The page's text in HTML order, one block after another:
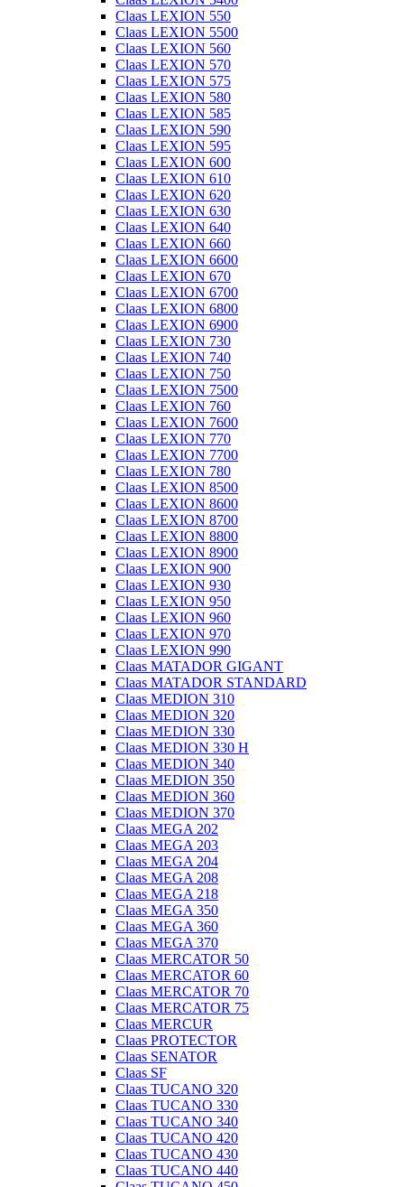
Claas LEXION 550
Claas LEXION 5500
Claas LEXION 560
Claas LEXION 570
Claas LEXION 575
Claas LEXION 580
Claas LEXION 585
Claas LEXION 590
Claas LEXION 595
Claas LEXION 600
Claas LEXION 610
Claas LEXION 620
Claas LEXION 630
Claas LEXION 640
Claas LEXION 660
Claas LEXION 6600
Claas LEXION 670
Claas LEXION 6700
Claas LEXION 6800
Claas LEXION 6900
Claas LEXION 730
Claas LEXION 740
Claas LEXION 750
Claas LEXION 7500
Claas LEXION 760
Claas LEXION 7600
Claas LEXION 770
Claas LEXION 7700
Claas LEXION 780
Claas LEXION 8500
Claas LEXION 8600
Claas LEXION 8700
Claas LEXION 8800
Claas LEXION 8900
Claas LEXION 900
Claas LEXION 930
Claas LEXION 950
Claas LEXION 960
Claas LEXION 970
Claas LEXION 990
Claas MATADOR GIGANT
Claas MATADOR STANDARD
Claas MEDION 310
Claas MEDION 320
Claas MEDION 330
Claas MEDION 330 H
Claas MEDION 340
Claas MEDION 350
Claas MEDION 360
Claas MEDION 370
Claas MEGA 202
Claas MEGA 203
Claas MEGA 204
Claas MEGA 208
Claas MEGA 218
Claas MEGA 350
Claas MEGA 360
Claas MEGA 370
Claas MERCATOR 50
Claas MERCATOR 60
Claas MERCATOR 70
Claas MERCATOR 75
Claas MERCUR
Claas PROTECTOR
Claas SENATOR
Claas SF
Claas TUCANO 320
Claas TUCANO 330
Claas TUCANO 340
Claas TUCANO 420
Claas TUCANO 430
Claas TUCANO 440